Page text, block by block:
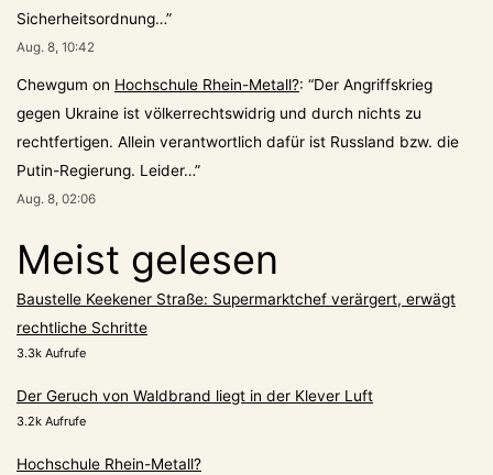
Sicherheitsordnung…”
Aug. 8, 10:42
Chewgum on Hochschule Rhein-Metall?: “Der Angriffskrieg
gegen Ukraine ist völkerrechtswidrig und durch nichts zu
rechtfertigen. Allein verantwortlich dafür ist Russland bzw. die
Putin-Regierung. Leider…”
Aug. 8, 02:06
Meist gelesen
Baustelle Keekener Straße: Supermarktchef verärgert, erwägt
rechtliche Schritte
3.3k Aufrufe
Der Geruch von Waldbrand liegt in der Klever Luft
3.2k Aufrufe
Hochschule Rhein-Metall?